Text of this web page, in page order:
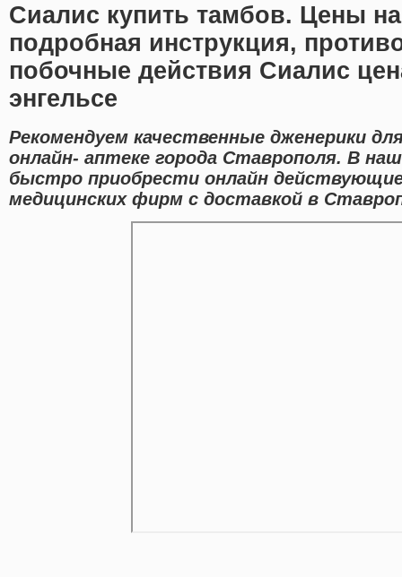
Сиалис купить тамбов. Цены
подробная инструкция,
побочные действия Сиалис
энгельсе
Рекомендуем качественные дженерики
онлайн- аптеке города Ставрополя. В
быстро приобрести онлайн
медицинских фирм с доставкой в